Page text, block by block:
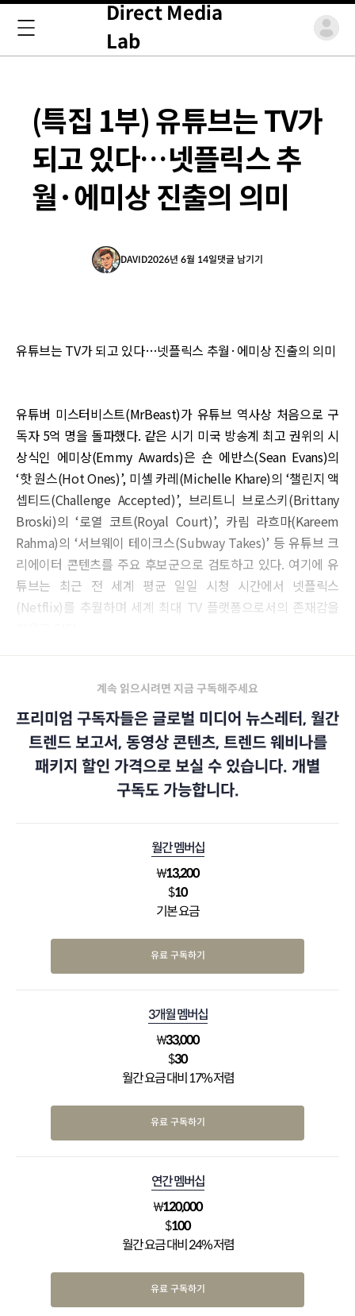
Direct Media
Lab
(특집 1부) 유튜브는 TV가
되고 있다…넷플릭스 추
월·에미상 진출의 의미
DAVID2026년 6월 14일댓글 남기기
유튜브는 TV가 되고 있다…넷플릭스 추월·에미상 진출의 의미
유튜버 미스터비스트(MrBeast)가 유튜브 역사상 처음으로 구
독자 5억 명을 돌파했다. 같은 시기 미국 방송계 최고 권위의 시
상식인 에미상(Emmy Awards)은 숀 에반스(Sean Evans)의
‘핫 원스(Hot Ones)’, 미셸 카레(Michelle Khare)의 ‘챌린지 액
셉티드(Challenge Accepted)’, 브리트니 브로스키(Brittany
Broski)의 ‘로열 코트(Royal Court)’, 카림 라흐마(Kareem
Rahma)의 ‘서브웨이 테이크스(Subway Takes)’ 등 유튜브 크
리에이터 콘텐츠를 주요 후보군으로 검토하고 있다. 여기에 유
튜브는 최근 전 세계 평균 일일 시청 시간에서 넷플릭스
(Netflix)를 추월하며 세계 최대 TV 플랫폼으로서의 존재감을
계속 읽으시려면 지금 구독해주세요
프리미엄 구독자들은 글로벌 미디어 뉴스레터, 월간
트렌드 보고서, 동영상 콘텐츠, 트렌드 웨비나를
패키지 할인 가격으로 보실 수 있습니다. 개별
구독도 가능합니다.
월간 멤버십
₩13,200
$10
기본 요금
유료 구독하기
3개월 멤버십
₩33,000
$30
월간 요금 대비 17% 저렴
유료 구독하기
연간 멤버십
₩120,000
$100
월간 요금 대비 24% 저렴
유료 구독하기